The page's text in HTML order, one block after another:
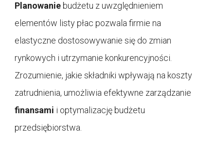
Planowanie budżetu z uwzględnieniem
elementów listy płac pozwala firmie na
elastyczne dostosowywanie się do zmian
rynkowych i utrzymanie konkurencyjności.
Zrozumienie, jakie składniki wpływają na koszty
zatrudnienia, umożliwia efektywne zarządzanie
finansami i optymalizację budżetu
przedsiębiorstwa.